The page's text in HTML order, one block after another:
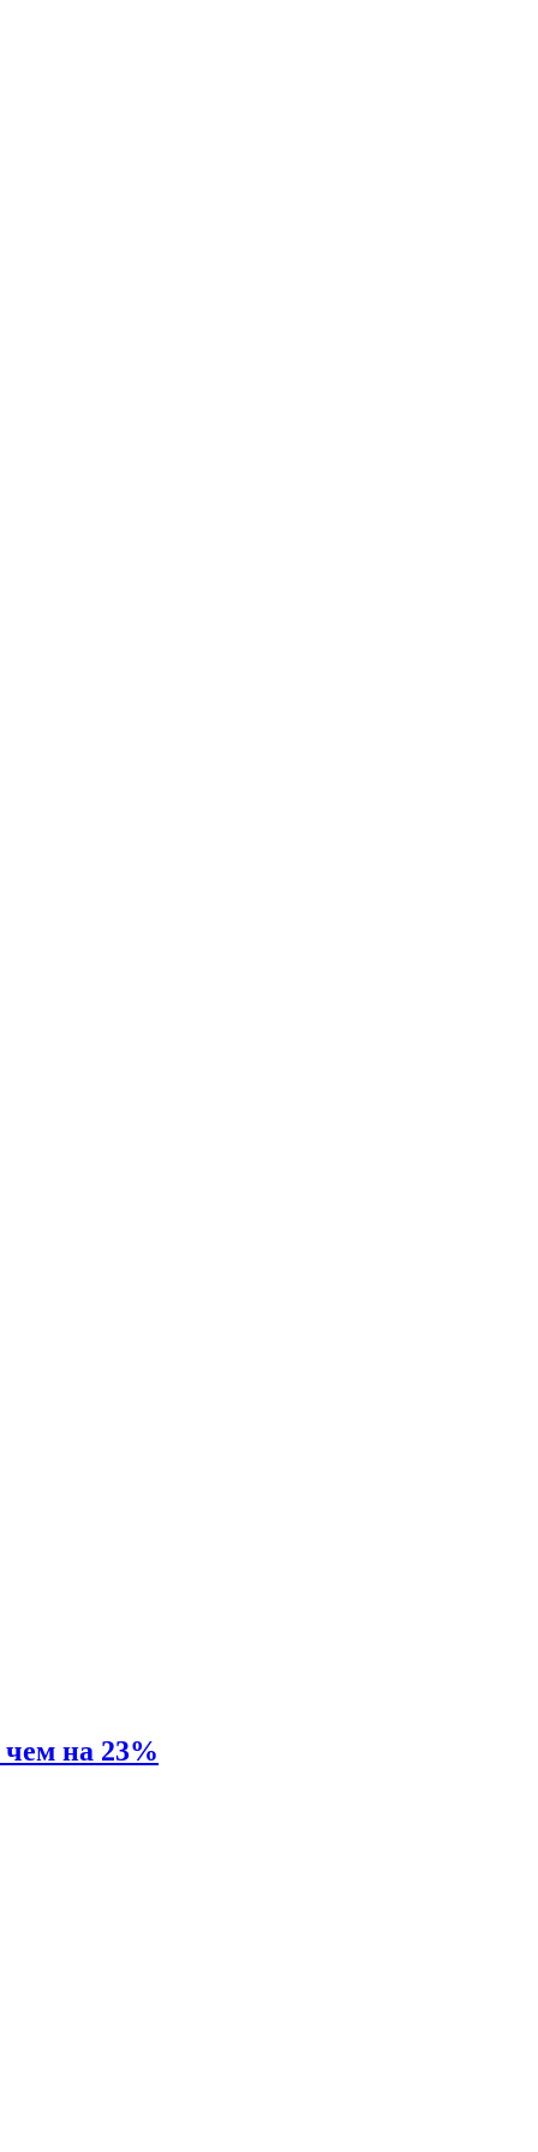
чем на 23%